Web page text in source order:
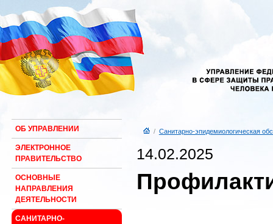
ОБ УПРАВЛЕНИИ
ЭЛЕКТРОННОЕ
ПРАВИТЕЛЬСТВО
ОСНОВНЫЕ
НАПРАВЛЕНИЯ
ДЕЯТЕЛЬНОСТИ
САНИТАРНО-
/ Санитарно-эпидемиологическая
14.02.2025